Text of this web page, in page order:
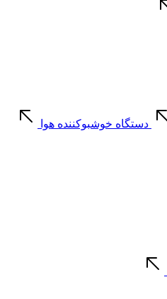
دستگاه خوشبوکننده هوا